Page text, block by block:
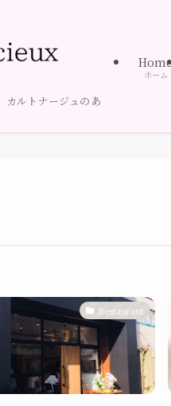
ルトナージュのあ
Home
ホーム
Restaurant